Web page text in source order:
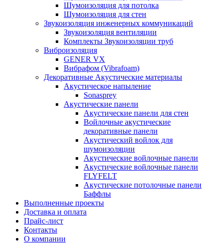
Шумоизоляция для потолка
Шумоизоляция для стен
Звукоизоляция инженерных коммуникаций
Звукоизоляция вентиляции
Комплекты Звукоизоляции труб
Виброизоляция
GENER VX
Вибрафом (Vibrafoam)
Декоративные Акустические материалы
Акустическое напыление
Sonasprey
Акустические панели
Акустические панели для стен
Войлочные акустические
декоративные панели
Акустический войлок для
шумоизоляции
Акустические войлочные панели
Акустические войлочные панели
FLYFELT
Акустические потолочные панели
Баффлы
Выполненные проекты
Доставка и оплата
Прайс-лист
Контакты
О компании